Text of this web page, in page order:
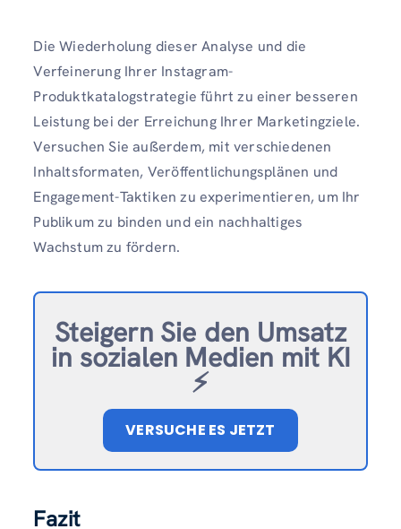
Die Wiederholung dieser Analyse und die
Verfeinerung Ihrer Instagram-
Produktkatalogstrategie führt zu einer besseren
Leistung bei der Erreichung Ihrer Marketingziele.
Versuchen Sie außerdem, mit verschiedenen
Inhaltsformaten, Veröffentlichungsplänen und
Engagement-Taktiken zu experimentieren, um Ihr
Publikum zu binden und ein nachhaltiges
Wachstum zu fördern.
Steigern Sie den Umsatz
in sozialen Medien mit KI
⚡️
VERSUCHE ES JETZT
Fazit